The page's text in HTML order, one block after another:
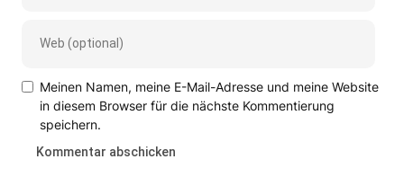
Meinen Namen, meine E-Mail-Adresse und meine Website
in diesem Browser für die nächste Kommentierung
speichern.